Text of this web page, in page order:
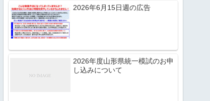
2026年6月15日週の広告
2026年度山形県統一模試のお申
し込みについて